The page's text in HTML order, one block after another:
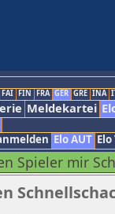
FAI FIN FRA GER GRE INA
Meldekartei
Elo AUT
Spieler mir